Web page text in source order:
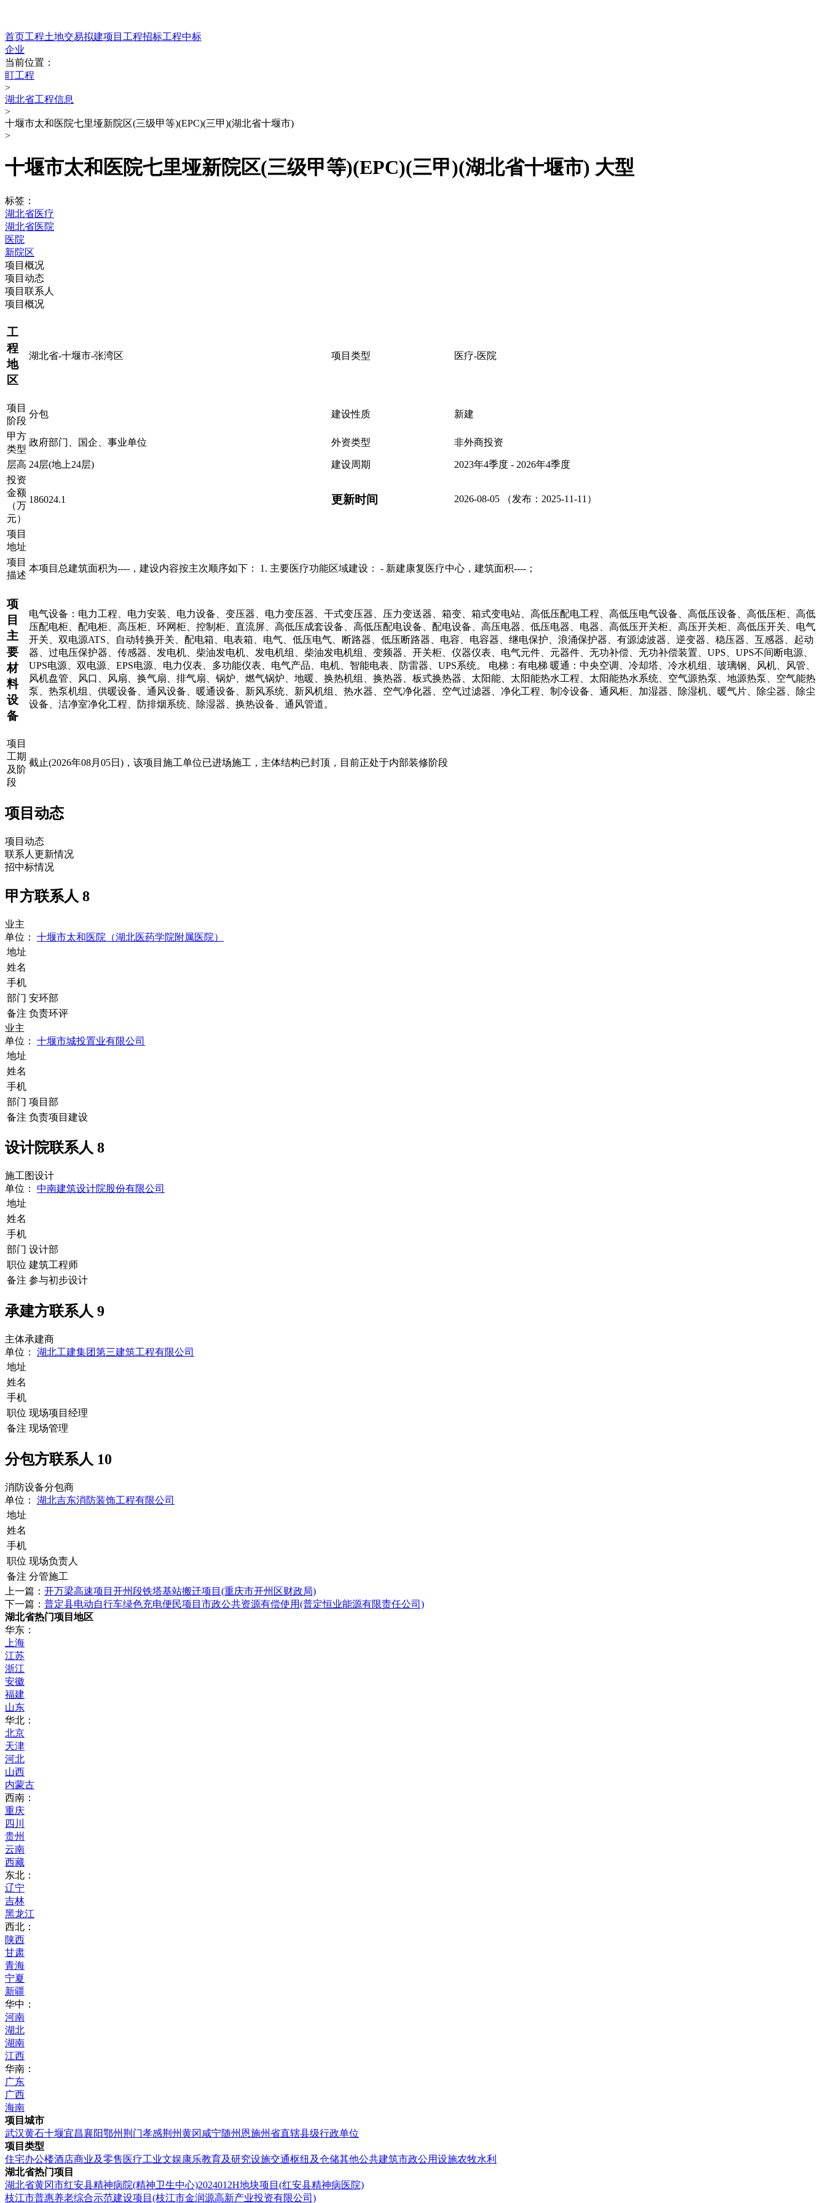
首页工程土地交易拟建项目 工程招标工程中标
企业
当前位置：
盯工程
>
湖北省工程信息
>
十堰市太和医院七里垭新院区(三级甲等)(EPC)(三甲)(湖北省十堰市)
>
十堰市太和医院七里垭新院区(三级甲等)(EPC)(三甲)(湖北省十堰市) 大型
标签：
湖北省医疗
湖北省医院
医院
新院区
项目概况
项目动态
项目联系人
项目概况
工
程
地
区
湖北省-十堰市-张湾区 项目类型 医疗-医院
项目
阶段
分包 建设性质 新建
甲方
类型
政府部门、国企、事业单位 外资类型 非外商投资
层高 24层(地上24层) 建设周期
2023年4季度 - 2026年4季度
投资
金额
（万
元）
186024.1 更新时间 2026-08-05 （发布：2025-11-11）
项目
地址
项目
描述
本项目总建筑面积为----，建设内容按主次顺序如下： 1. 主要医疗功能区域建设： - 新建康复医疗中心，建筑面积----；
项
目
主
要
材
料
设
备
电气设备：电力工程、电力安装、电力设备、变压器、电力变压器、干式变压器、压力变送器、箱变、箱式变电站、高低压配电工程、高低压电气设备、高低压设备、高低压柜、高低
压配电柜、配电柜、高压柜、环网柜、控制柜、直流屏、高低压成套设备、高低压配电设备、配电设备、高压电器、低压电器、电器、高低压开关柜、高压开关柜、高低压开关、电气
开关、双电源ATS、自动转换开关、配电箱、电表箱、电气、低压电气、断路器、低压断路器、电容、电容器、继电保护、浪涌保护器、有源滤波器、逆变器、稳压器、互感器、起动
器、过电压保护器、传感器、发电机、柴油发电机、发电机组、柴油发电机组、变频器、开关柜、仪器仪表、电气元件、元器件、无功补偿、无功补偿装置、UPS、UPS不间断电源、
UPS电源、双电源、EPS电源、电力仪表、多功能仪表、电气产品、电机、智能电表、防雷器、UPS系统。 电梯：有电梯 暖通：中央空调、冷却塔、冷水机组、玻璃钢、风机、风管、
风机盘管、风口、风扇、换气扇、排气扇、锅炉、燃气锅炉、地暖、换热机组、换热器、板式换热器、太阳能、太阳能热水工程、太阳能热水系统、空气源热泵、地源热泵、空气能热
泵、热泵机组、供暖设备、通风设备、暖通设备、新风系统、新风机组、热水器、空气净化器、空气过滤器、净化工程、制冷设备、通风柜、加湿器、除湿机、暖气片、除尘器、除尘
设备、洁净室净化工程、防排烟系统、除湿器、换热设备、通风管道。
项目
工期
及阶
段
截止(2026年08月05日)，该项目施工单位已进场施工，主体结构已封顶，目前正处于内部装修阶段
项目动态
项目动态
联系人更新情况
招中标情况
甲方联系人 8
业主
单位： 十堰市太和医院（湖北医药学院附属医院）
地址
姓名
手机
部门 安环部
备注 负责环评
业主
单位： 十堰市城投置业有限公司
地址
姓名
手机
部门 项目部
备注 负责项目建设
设计院联系人 8
施工图设计
单位： 中南建筑设计院股份有限公司
地址
姓名
手机
部门 设计部
职位 建筑工程师
备注 参与初步设计
承建方联系人 9
主体承建商
单位： 湖北工建集团第三建筑工程有限公司
地址
姓名
手机
职位 现场项目经理
备注 现场管理
分包方联系人 10
消防设备分包商
单位： 湖北吉东消防装饰工程有限公司
地址
姓名
手机
职位 现场负责人
备注 分管施工
上一篇： 开万梁高速项目开州段铁塔基站搬迁项目(重庆市开州区财政局)
下一篇： 普定县电动自行车绿色充电便民项目市政公共资源有偿使用(普定恒业能源有限责任公司)
湖北省热门项目地区
华东：
上海
江苏
浙江
安徽
福建
山东
华北：
北京
天津
河北
山西
内蒙古
西南：
重庆
四川
贵州
云南
西藏
东北：
辽宁
吉林
黑龙江
西北：
陕西
甘肃
青海
宁夏
新疆
华中：
河南
湖北
湖南
江西
华南：
广东
广西
海南
项目城市
武汉黄石十堰宜昌襄阳鄂州荆门孝感荆州黄冈 咸宁随州 恩施州省直辖县级行政单位
项目类型
住宅办公楼酒店商业及零售 医疗工业文娱康乐教育及研究设施交通枢纽及仓储其他公共建筑市政公用设施农牧水利
湖北省热门项目
湖北省黄冈市红安县精神病院(精神卫生中心)2024012H地块项目(红安县精神病医院)
枝江市普惠养老综合示范建设项目(枝江市金润源高新产业投资有限公司)